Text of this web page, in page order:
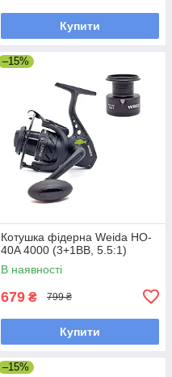
Купити
–15%
Котушка фідерна Weida HO-
40A 4000 (3+1BB, 5.5:1)
В наявності
679 ₴ 799 ₴
Купити
–15%